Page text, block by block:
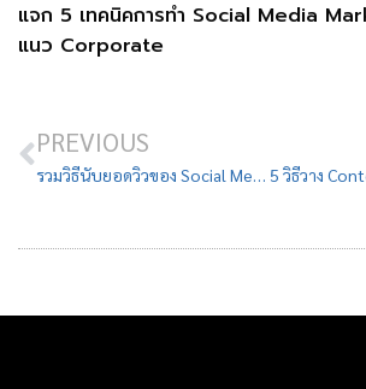
แจก 5 เทคนิคการทำ Social Media
แนว Corporate
PREVIOUS
รวมวิธีนับยอดวิวของ Social Media ทุกแพลตฟอร์ม อัปเดต 2023